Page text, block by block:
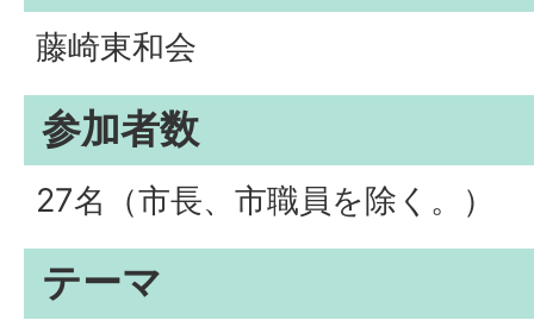
藤崎東和会
参加者数
27名（市長、市職員を除く。）
テーマ